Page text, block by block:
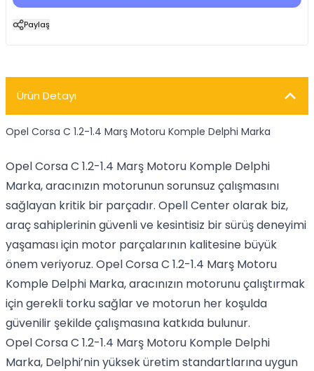
Paylaş
Ürün Detayı
Opel Corsa C 1.2-1.4 Marş Motoru Komple Delphi Marka
Opel Corsa C 1.2-1.4 Marş Motoru Komple Delphi
Marka, aracınızın motorunun sorunsuz çalışmasını
sağlayan kritik bir parçadır. Opell Center olarak biz,
araç sahiplerinin güvenli ve kesintisiz bir sürüş deneyimi
yaşaması için motor parçalarının kalitesine büyük
önem veriyoruz. Opel Corsa C 1.2-1.4 Marş Motoru
Komple Delphi Marka, aracınızın motorunu çalıştırmak
için gerekli torku sağlar ve motorun her koşulda
güvenilir şekilde çalışmasına katkıda bulunur.
Opel Corsa C 1.2-1.4 Marş Motoru Komple Delphi
Marka, Delphi’nin yüksek üretim standartlarına uygun